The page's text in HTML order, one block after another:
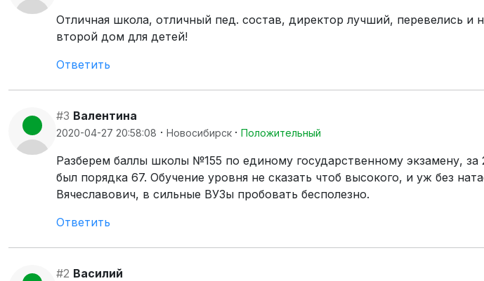
Отличная школа, отличный пед. состав, директор лучший, перевелись и
второй дом для детей!
Ответить
#3 Валентина
2020-04-27 20:58:08 · Новосибирск · Положительный
Разберем баллы школы №155 по единому государственному экзамену,
был порядка 67. Обучение уровня не сказать чтоб высокого, и уж без
Вячеславович, в сильные ВУЗы пробовать бесполезно.
Ответить
#2 Василий